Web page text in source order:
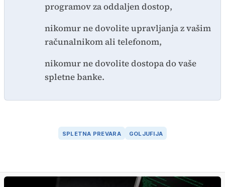
programov za oddaljen dostop,
nikomur ne dovolite upravljanja z vašim
računalnikom ali telefonom,
nikomur ne dovolite dostopa do vaše
spletne banke.
SPLETNA PREVARA GOLJUFIJA